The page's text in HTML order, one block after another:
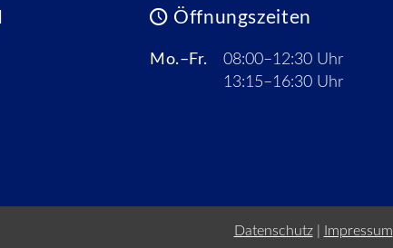
Öffnungszeiten
Mo.–Fr.
08:00–12:30 Uhr
13:15–16:30 Uhr
Datenschutz| Impressum